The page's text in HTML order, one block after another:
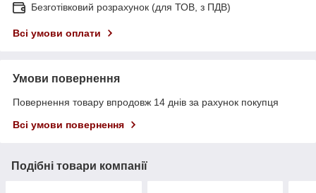
Безготівковий розрахунок (для ТОВ, з ПДВ)
Всі умови оплати
Умови повернення
Повернення товару впродовж 14 днів за рахунок покупця
Всі умови повернення
Подібні товари компанії